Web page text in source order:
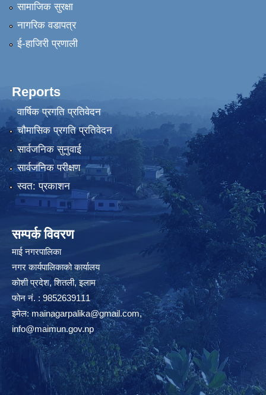
सामाजिक सुरक्षा
नागरिक वडापत्र
ई-हाजिरी प्रणाली
Reports
वार्षिक प्रगति प्रतिवेदन
चौमासिक प्रगति प्रतिवेदन
सार्वजनिक सुनुवाई
सार्वजनिक परीक्षण
स्वत: प्रकाशन
सम्पर्क विवरण
माई नगरपालिका
नगर कार्यपालिकाको कार्यालय
कोशी प्रदेश, शितली, इलाम
फोन नं. : 9852639111
इमेल:mainagarpalika@gmail.com,
info@maimun.gov.np